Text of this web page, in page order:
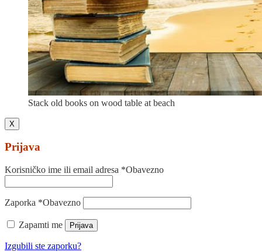
Stack old books on wood table at beach
X
Prijava
Korisničko ime ili email adresa *Obavezno
Zaporka *Obavezno
Zapamti me Prijava
Izgubili ste zaporku?